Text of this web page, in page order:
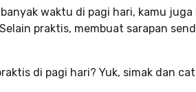
waktu di pagi hari, kamu juga
praktis, membuat sarapan
di pagi hari? Yuk, simak dan